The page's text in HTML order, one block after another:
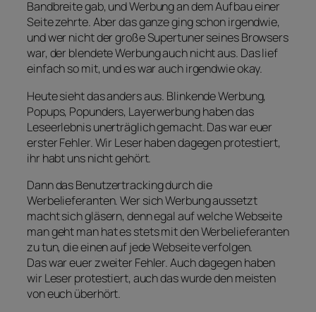
Bandbreite gab, und Werbung an dem Aufbau einer
Seite zehrte. Aber das ganze ging schon irgendwie,
und wer nicht der große Supertuner seines Browsers
war, der blendete Werbung auch nicht aus. Das lief
einfach so mit, und es war auch irgendwie okay.
Heute sieht das anders aus. Blinkende Werbung,
Popups, Popunders, Layerwerbung haben das
Leseerlebnis unerträglich gemacht. Das war euer
erster Fehler. Wir Leser haben dagegen protestiert,
ihr habt uns nicht gehört.
Dann das Benutzertracking durch die
Werbelieferanten. Wer sich Werbung aussetzt
macht sich gläsern, denn egal auf welche Webseite
man geht man hat es stets mit den Werbelieferanten
zu tun, die einen auf jede Webseite verfolgen.
Das war euer zweiter Fehler. Auch dagegen haben
wir Leser protestiert, auch das wurde den meisten
von euch überhört.